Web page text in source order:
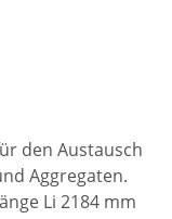
den Austausch
Aggregaten.
Li 2184 mm